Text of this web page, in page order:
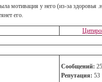
мотивация у него (из-за здоровья
его.
Сообщений: 25
Репутация: 53